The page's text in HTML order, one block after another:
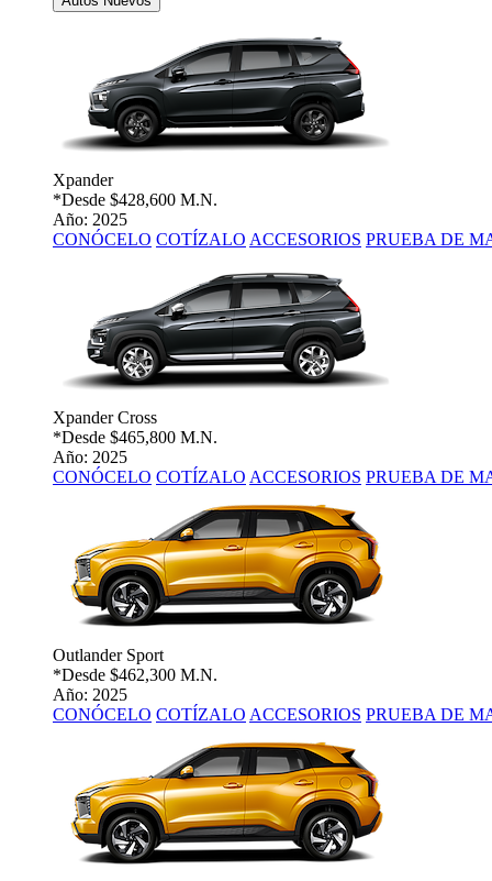
Xpander
*Desde $428,600 M.N.
Año: 2025
CONÓCELO COTÍZALO ACCESORIOS PRUEBA DE
Xpander Cross
*Desde $465,800 M.N.
Año: 2025
CONÓCELO COTÍZALO ACCESORIOS PRUEBA DE
Outlander Sport
*Desde $462,300 M.N.
Año: 2025
CONÓCELO COTÍZALO ACCESORIOS PRUEBA DE